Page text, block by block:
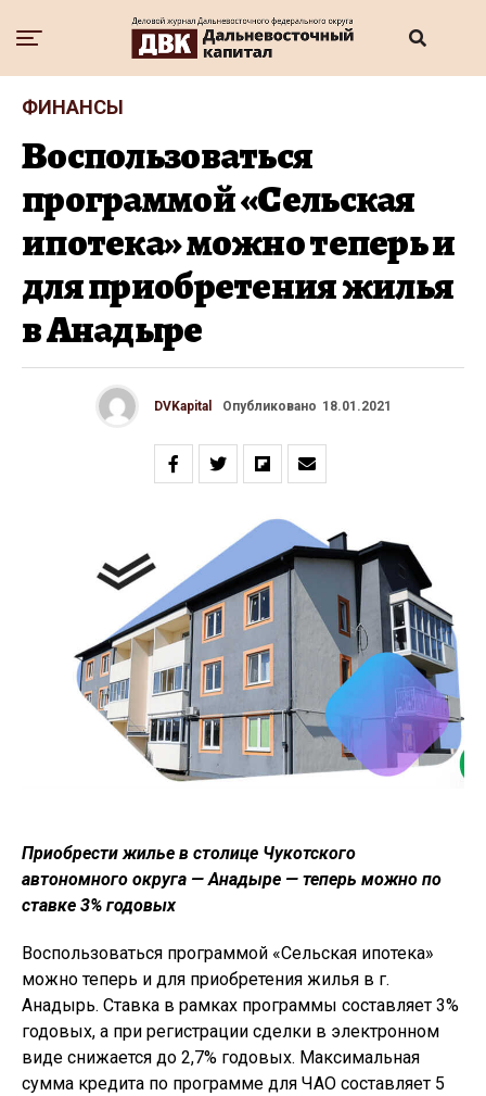
ФИНАНСЫ
Воспользоваться
программой «Сельская
ипотека» можно теперь и
для приобретения жилья
в Анадыре
DVKapital Опубликовано 18.01.2021
Приобрести жилье в столице Чукотского
автономного округа — Анадыре — теперь можно по
ставке 3% годовых
Воспользоваться программой «Сельская ипотека»
можно теперь и для приобретения жилья в г.
Анадырь. Ставка в рамках программы составляет 3%
годовых, а при регистрации сделки в электронном
виде снижается до 2,7% годовых. Максимальная
сумма кредита по программе для ЧАО составляет 5